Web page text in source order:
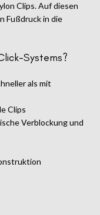
Clips. Auf diesen
Fußdruck in die
Systems?
als mit
Clips
Verblockung und